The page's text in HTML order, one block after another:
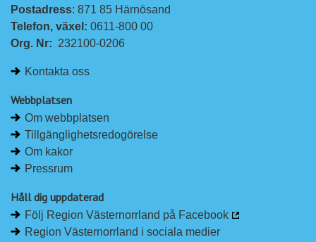
Postadress: 871 85 Härnösand
Telefon, växel: 0611-800 00
Org. Nr: 232100-0206
Kontakta oss
Webbplatsen
Om webbplatsen
Tillgänglighetsredogörelse
Om kakor
Pressrum
Håll dig uppdaterad
Följ Region Västernorrland på Facebook
Region Västernorrland i sociala medier